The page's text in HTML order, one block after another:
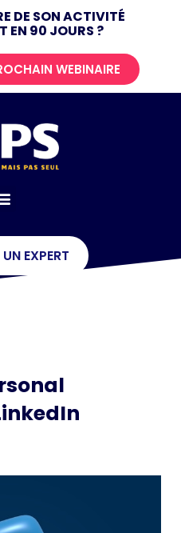
DE SON ACTIVITÉ
EN 90 JOURS ?
WEBINAIRE
EXPERT